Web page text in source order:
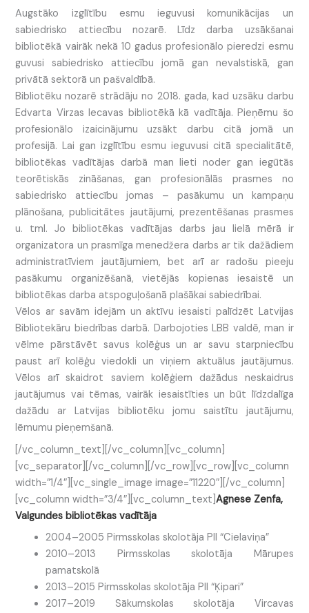
Augstāko izglītību esmu ieguvusi komunikācijas un
sabiedrisko attiecību nozarē. Līdz darba uzsākšanai
bibliotēkā vairāk nekā 10 gadus profesionālo pieredzi esmu
guvusi sabiedrisko attiecību jomā gan nevalstiskā, gan
privātā sektorā un pašvaldībā.
Bibliotēku nozarē strādāju no 2018. gada, kad uzsāku darbu
Edvarta Virzas Iecavas bibliotēkā kā vadītāja. Pieņēmu šo
profesionālo izaicinājumu uzsākt darbu citā jomā un
profesijā. Lai gan izglītību esmu ieguvusi citā specialitātē,
bibliotēkas vadītājas darbā man lieti noder gan iegūtās
teorētiskās zināšanas, gan profesionālās prasmes no
sabiedrisko attiecību jomas – pasākumu un kampaņu
plānošana, publicitātes jautājumi, prezentēšanas prasmes
u. tml. Jo bibliotēkas vadītājas darbs jau lielā mērā ir
organizatora un prasmīga menedžera darbs ar tik dažādiem
administratīviem jautājumiem, bet arī ar radošu pieeju
pasākumu organizēšanā, vietējās kopienas iesaistē un
bibliotēkas darba atspoguļošanā plašākai sabiedrībai.
Vēlos ar savām idejām un aktīvu iesaisti palīdzēt Latvijas
Bibliotekāru biedrības darbā. Darbojoties LBB valdē, man ir
vēlme pārstāvēt savus kolēģus un ar savu starpniecību
paust arī kolēģu viedokli un viņiem aktuālus jautājumus.
Vēlos arī skaidrot saviem kolēģiem dažādus neskaidrus
jautājumus vai tēmas, vairāk iesaistīties un būt līdzdalīga
dažādu ar Latvijas bibliotēku jomu saistītu jautājumu,
lēmumu pieņemšanā.
[/vc_column_text][/vc_column][vc_column]
[vc_separator][/vc_column][/vc_row][vc_row][vc_column
width=”1/4″][vc_single_image image=”11220″][/vc_column]
[vc_column width=”3/4″][vc_column_text]Agnese Zenfa,
Valgundes bibliotēkas vadītāja
2004–2005 Pirmsskolas skolotāja PII “Cielaviņa”
2010–2013 Pirmsskolas skolotāja Mārupes
pamatskolā
2013–2015 Pirmsskolas skolotāja PII “Ķipari”
2017–2019 Sākumskolas skolotāja Vircavas